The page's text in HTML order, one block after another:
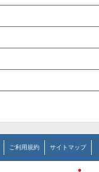
ご利用規約 サイトマップ